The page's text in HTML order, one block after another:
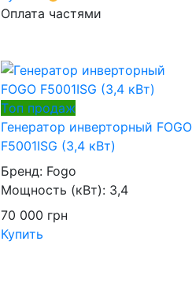
Оплата частями
Tоп продаж
Генератор инверторный FOGO
F5001ISG (3,4 кВт)
Бренд: Fogo
Мощность (кВт): 3,4
70 000 грн
Купить